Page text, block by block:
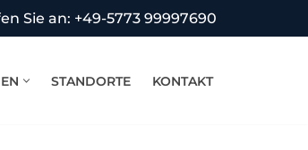
Sie an: +49-5773 99997690
STANDORTE KONTAKT